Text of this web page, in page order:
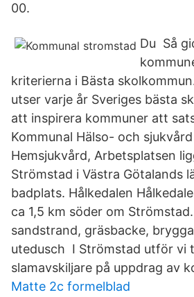
00.
Du Så
kriterierna i Bästa
utser varje år Sveriges bästa
att inspirera kommuner att
Kommunal Hälso- och
Hemsjukvård, Arbetsplatsen
Strömstad i Västra Götalands
badplats. Hålkedalen
ca 1,5 km söder om
sandstrand, gräsbacke,
utedusch I Strömstad utför vi
slamavskiljare på uppdrag av
Matte 2c formelblad